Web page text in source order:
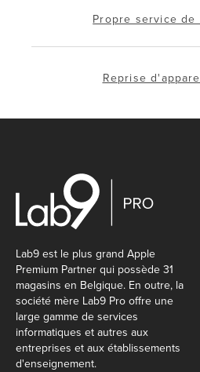
Propre service de
Reprise
Lab9 est le plus grand Apple
Premium Partner qui possède 31
magasins en Belgique. En outre, la
société mère Lab9 Pro offre une
large gamme de services
informatiques et autres aux
entreprises et aux établissements
d'enseignement.